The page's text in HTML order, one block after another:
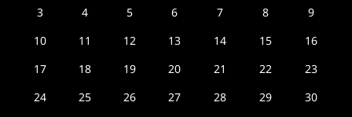
3
4 5 6 7 8
9
10
11 12 13 14 15
16
17
18 19 20 21 22
23
24
25 26 27 28 29
30